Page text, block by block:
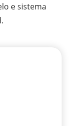
e sistema